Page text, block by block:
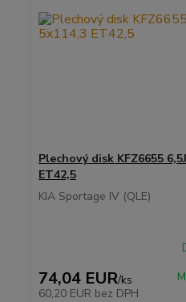
Plechový disk KFZ6655
ET42,5
KIA Sportage IV (QLE)
74,04 EUR/ks
60,20 EUR bez DPH